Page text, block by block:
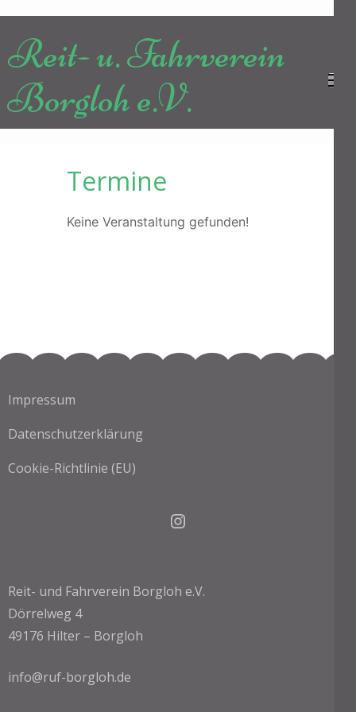
springen
drücken)
Reit- u. Fahrverein
Borgloh e.V.
Termine
Keine Veranstaltung gefunden!
Impressum
Datenschutzerklärung
Cookie-Richtlinie (EU)
Instagram
Reit- und Fahrverein Borgloh e.V.
Dörrelweg 4
49176 Hilter – Borgloh
info@ruf-borgloh.de